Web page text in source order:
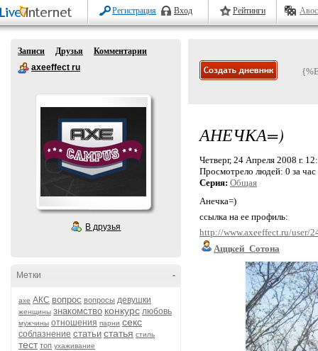
Регистрация Вход Рейтинги
Записи Друзья
Комментарии
axeeffect ru
В друзья
-
Метки
axe АКС вопрос вопросы девушки
женщины знакомство конкурс любовь
мужчины отношения парни секс
соблазнение статьи статья стиль
тест топ ухаживание
АНЕЧКА=)
Четверг, 24 Апреля 2008 г.
Просмотрело людей: 0 за
Серия: Общая
Анечка=)
ссылка на ее профиль:
http://www.axeeffect.ru/user/
Аццкей_Сотона